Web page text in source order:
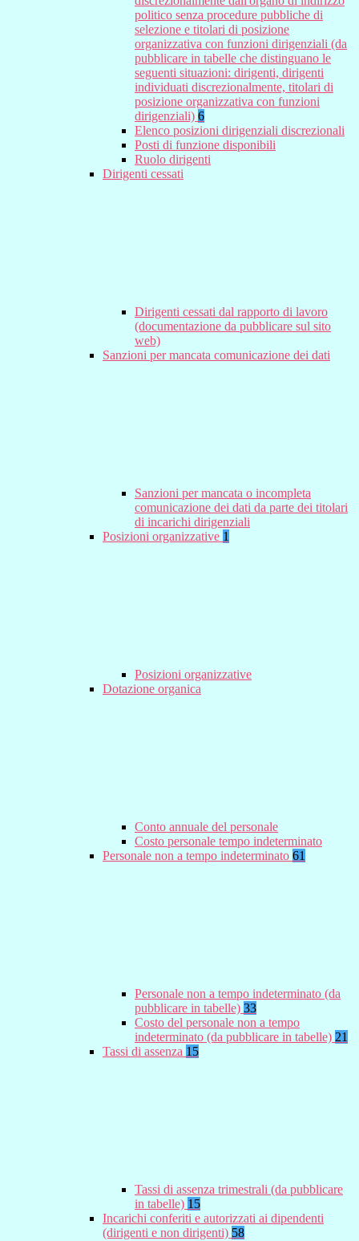
politico senza procedure pubbliche di
selezione e titolari di posizione
organizzativa con funzioni dirigenziali (da
pubblicare in tabelle che distinguano le
seguenti situazioni: dirigenti, dirigenti
individuati discrezionalmente, titolari di
posizione organizzativa con funzioni
dirigenziali) 6
Elenco posizioni dirigenziali discrezionali
Posti di funzione disponibili
Ruolo dirigenti
Dirigenti cessati
Dirigenti cessati dal rapporto di lavoro
(documentazione da pubblicare sul sito
web)
Sanzioni per mancata comunicazione dei dati
Sanzioni per mancata o incompleta
comunicazione dei dati da parte dei titolari
di incarichi dirigenziali
Posizioni organizzative 1
Posizioni organizzative
Dotazione organica
Conto annuale del personale
Costo personale tempo indeterminato
Personale non a tempo indeterminato 61
Personale non a tempo indeterminato (da
pubblicare in tabelle) 33
Costo del personale non a tempo
indeterminato (da pubblicare in tabelle) 21
Tassi di assenza 15
Tassi di assenza trimestrali (da pubblicare
in tabelle) 15
Incarichi conferiti e autorizzati ai dipendenti
(dirigenti e non dirigenti) 58